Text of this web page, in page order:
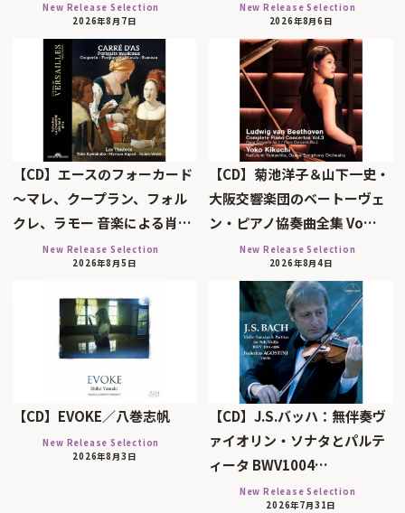
New Release Selection
2026年8月7日
New Release Selection
2026年8月6日
【CD】エースのフォーカード
～マレ、クープラン、フォル
クレ、ラモー 音楽による肖…
New Release Selection
2026年8月5日
【CD】菊池洋子＆山下一史・
大阪交響楽団のベートーヴェ
ン・ピアノ協奏曲全集 Vo…
New Release Selection
2026年8月4日
【CD】EVOKE／八巻志帆
New Release Selection
2026年8月3日
【CD】J.S.バッハ：無伴奏ヴ
ァイオリン・ソナタとパルテ
ィータ BWV1004…
New Release Selection
2026年7月31日